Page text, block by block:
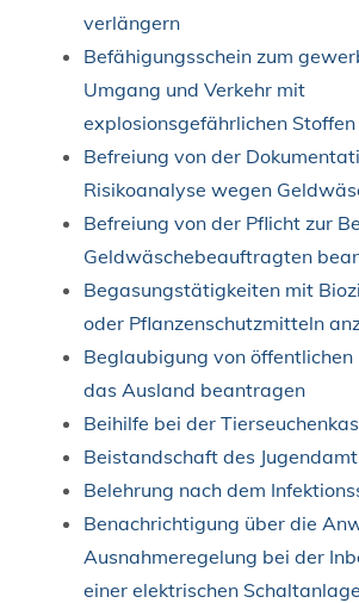
verlängern
Befähigungsschein zum
Umgang und Verkehr mit
explosionsgefährlichen
Befreiung von der
Risikoanalyse wegen
Befreiung von der Pflicht zur
Geldwäschebeauftragten
Begasungstätigkeiten mit
oder Pflanzenschutzmitteln
Beglaubigung von öffentlichen
das Ausland beantragen
Beihilfe bei der
Beistandschaft des
Belehrung nach dem
Benachrichtigung über die
Ausnahmeregelung bei der
einer elektrischen